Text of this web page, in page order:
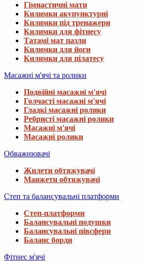
Гімнастичні мати
Килимки акупунктурні
Килимки під тренажери
Килимки для фітнесу
Татамі мат пазли
Килимки для йоги
Килимки для пілатесу
Масажні м'ячі та ролики
Подвійні масажні м'ячі
Голчасті масажні м'ячі
Гладкі масажні ролики
Ребристі масажні ролики
Масажні м'ячі
Масажні ролики
Обважнювачі
Жилети обтяжувачі
Манжети обтяжувачі
Степ та балансувальні платформи
Степ-платформи
Балансувальні подушки
Балансувальні півсфери
Баланс борди
Фітнес м'ячі